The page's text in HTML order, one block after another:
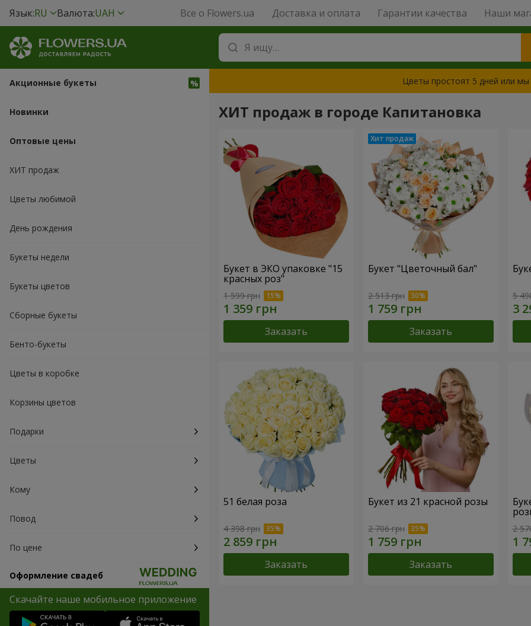
Язык:RU Валюта:UAH Все о Flowers.ua Доставка и оплата Гарантии качества Наши
Акционные букеты
Новинки
Оптовые цены
ХИТ продаж
Цветы любимой
День рождения
Букеты недели
Букеты цветов
Сборные букеты
Бенто-букеты
Цветы в коробке
Корзины цветов
Подарки
Цветы
Кому
Повод
По цене
Оформление свадеб
Скачайте наше мобильное приложение
Цветы простоят 5 дней или мы
ХИТ продаж в городе Капитановка
Букет в ЭКО упаковке "15
красных роз"
1 599 грн
Заказать
Букет "Цветочный бал"
2 513 грн
Заказать
5
51 белая роза
4 398 грн
Заказать
Букет из 21 красной розы
2 706 грн
Заказать
2